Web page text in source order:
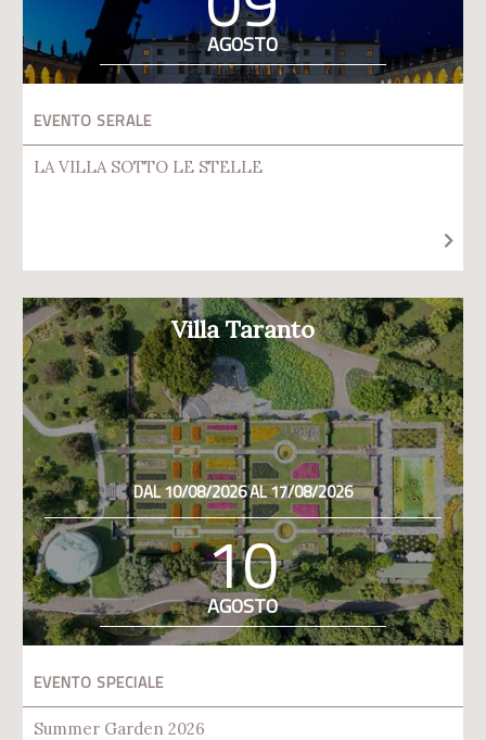
AGOSTO
EVENTO SERALE
LA VILLA SOTTO LE STELLE
Villa Taranto
DAL 10/08/2026 AL 17/08/2026
10
AGOSTO
EVENTO SPECIALE
Summer Garden 2026